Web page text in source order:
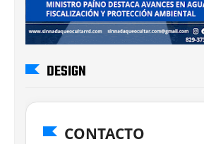
DESIGN
CONTACTO